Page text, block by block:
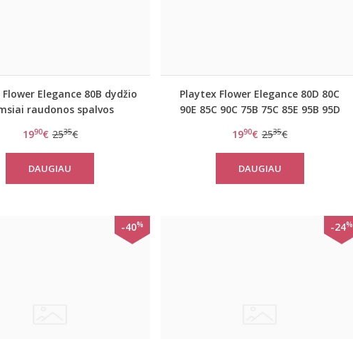
Elegance 80B dydžio
raudonos spalvos
1990€ 2535€
DAUGIAU
Playtex Flower Elegance 80D 80C
90E 85C 90C 75B 75C 85E 95B 95D
dydžio balta neriniuota liemenė
P0717 White
1990€ 2535€
DAUGIAU
-40% -24%